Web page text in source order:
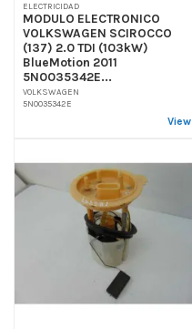
ELECTRICIDAD
MODULO ELECTRONICO
VOLKSWAGEN SCIROCCO
(137) 2.0 TDI (103kW)
BlueMotion 2011
5N0035342E...
VOLKSWAGEN
5N0035342E
View